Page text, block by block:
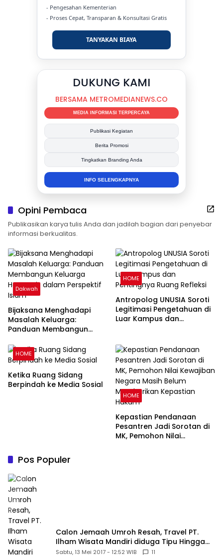
- Pengesahan Kementerian
- Proses Cepat, Transparan & Konsultasi Gratis
TANYAKAN BIAYA
DUKUNG KAMI
BERSAMA METROMEDIANEWS.CO
MEDIA INFORMASI TERPERCAYA
Publikasi Kegiatan
Berita Promosi
Tingkatkan Branding Anda
INFO SELENGKAPNYA
Opini Pembaca
Publikasikan karya tulis Anda dan jadilah bagian dari penyebar
informasi berkualitas.
Dakwah
Bijaksana Menghadapi
Masalah Keluarga:
Panduan Membangun
Perspektif Islam
HOME
Antropolog UNUSIA Soroti
Legitimasi Pengetahuan di
Luar Kampus dan
HOME
Ketika Ruang Sidang
Berpindah ke Media Sosial
HOME
Kepastian Pendanaan
Pesantren Jadi Sorotan di
MK, Pemohon Nilai
Pos Populer
Calon Jemaah Umroh Resah, Travel PT.
Ilham Wisata Mandiri diduga Tipu Hingga
Ratusan Juta
Sabtu, 13 Mei 2017 - 12:52 WIB 11